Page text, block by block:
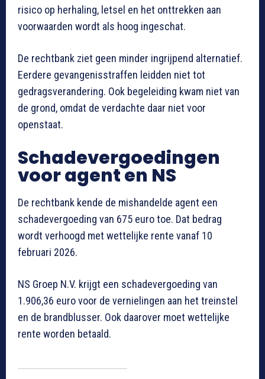
risico op herhaling, letsel en het onttrekken aan
voorwaarden wordt als hoog ingeschat.
De rechtbank ziet geen minder ingrijpend alternatief.
Eerdere gevangenisstraffen leidden niet tot
gedragsverandering. Ook begeleiding kwam niet van
de grond, omdat de verdachte daar niet voor
openstaat.
Schadevergoedingen
voor agent en NS
De rechtbank kende de mishandelde agent een
schadevergoeding van 675 euro toe. Dat bedrag
wordt verhoogd met wettelijke rente vanaf 10
februari 2026.
NS Groep N.V. krijgt een schadevergoeding van
1.906,36 euro voor de vernielingen aan het treinstel
en de brandblusser. Ook daarover moet wettelijke
rente worden betaald.